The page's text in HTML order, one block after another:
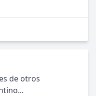
de otros